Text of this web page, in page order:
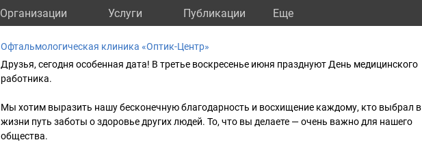
Организации Услуги Публикации Eще
Офтальмологическая клиника «Оптик-Центр»
Друзья, сегодня особенная дата! В третье воскресенье июня празднуют День медицинского
работника.
Мы хотим выразить нашу бесконечную благодарность и восхищение каждому, кто выбрал в
жизни путь заботы о здоровье других людей. То, что вы делаете — очень важно для нашего
общества.